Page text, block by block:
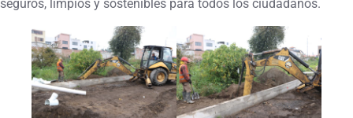
seguros, limpios y sostenibles para todos los ciudadanos.